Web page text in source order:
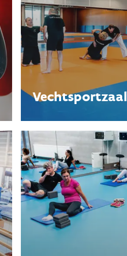
Vechtsportzaal